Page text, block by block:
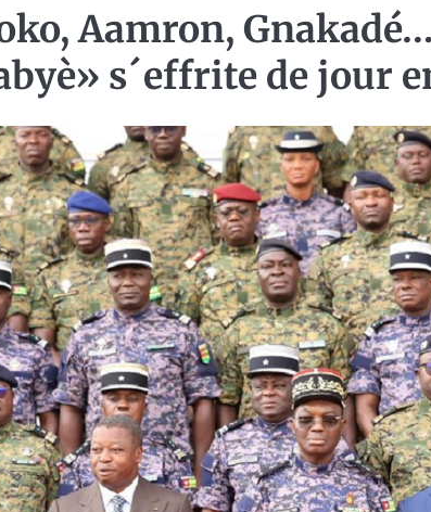
Aamron,
s´effrite de jour